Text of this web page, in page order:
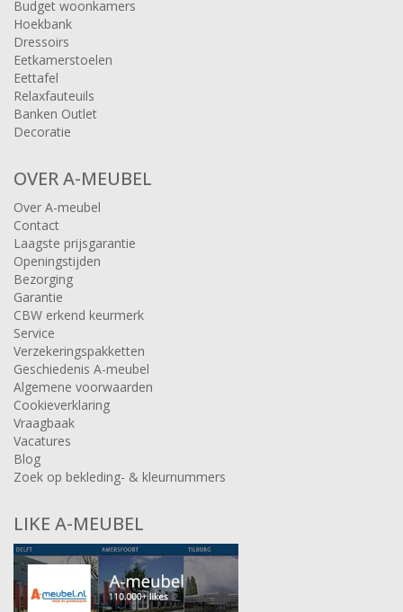
Budget woonkamers
Hoekbank
Dressoirs
Eetkamerstoelen
Eettafel
Relaxfauteuils
Banken Outlet
Decoratie
OVER A-MEUBEL
Over A-meubel
Contact
Laagste prijsgarantie
Openingstijden
Bezorging
Garantie
CBW erkend keurmerk
Service
Verzekeringspakketten
Geschiedenis A-meubel
Algemene voorwaarden
Cookieverklaring
Vraagbaak
Vacatures
Blog
Zoek op bekleding- & kleurnummers
LIKE A-MEUBEL